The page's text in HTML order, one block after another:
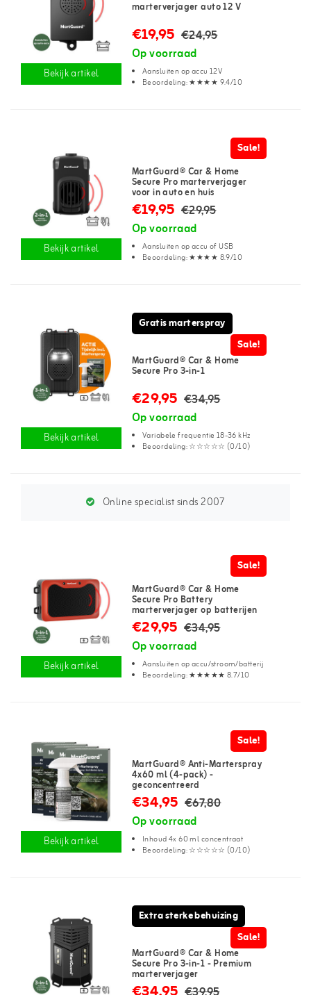
Bekijk artikel
marterverjager auto 12 V
€19,95 €24,95
Op voorraad
Aansluiten op accu 12V
Beoordeling: ★★★★ 9.4/10
Bekijk artikel
Sale!
MartGuard® Car & Home
Secure Pro marterverjager
voor in auto en huis
€19,95 €29,95
Op voorraad
Aansluiten op accu of USB
Beoordeling: ★★★★ 8.9/10
Bekijk artikel
Gratis marterspray
Sale!
MartGuard® Car & Home
Secure Pro 3-in-1
€29,95 €34,95
Op voorraad
Variabele frequentie 18-36 kHz
Beoordeling: ☆☆☆☆☆ (0/10)
Online specialist sinds 2007
Bekijk artikel
Sale!
MartGuard® Car & Home
Secure Pro Battery
marterverjager op batterijen
€29,95 €34,95
Op voorraad
Aansluiten op accu/stroom/batterij
Beoordeling: ★★★★★ 8.7/10
Bekijk artikel
Sale!
MartGuard® Anti-Marterspray
4x60 ml (4-pack) -
geconcentreerd
€34,95 €67,80
Op voorraad
Inhoud 4x 60 ml concentraat
Beoordeling: ☆☆☆☆☆ (0/10)
Extra sterke behuizing
Sale!
MartGuard® Car & Home
Secure Pro 3-in-1 - Premium
marterverjager